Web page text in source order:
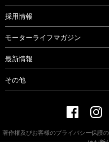
採用情報
モーターライフマガジン
最新情報
その他
著作権及びお客様のプライバシー保護
はお断